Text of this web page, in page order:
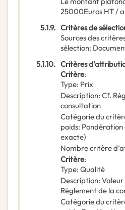
25000Euros HT /
5.1.9. Critères de
Sources des
sélection:
5.1.10. Critères
Critère:
Type: Prix
Description: Cf.
consultation
Catégorie du
poids:
exacte)
Nombre critère
Critère:
Type: Qualité
Description:
Règlement de la
Catégorie du